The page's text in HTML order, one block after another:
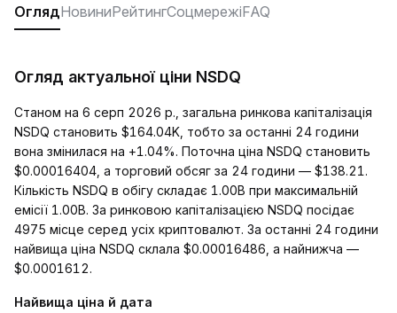
ОглядНовиниРейтингСоцмережіFAQ
Огляд актуальної ціни NSDQ
Станом на 6 серп 2026 р., загальна ринкова капіталізація
NSDQ становить $164.04K, тобто за останні 24 години
вона змінилася на +1.04%. Поточна ціна NSDQ становить
$0.00016404, а торговий обсяг за 24 години — $138.21.
Кількість NSDQ в обігу складає 1.00B при максимальній
емісії 1.00B. За ринковою капіталізацією NSDQ посідає
4975 місце серед усіх криптовалют. За останні 24 години
найвища ціна NSDQ склала $0.00016486, а найнижча —
$0.0001612.
Найвища ціна й дата